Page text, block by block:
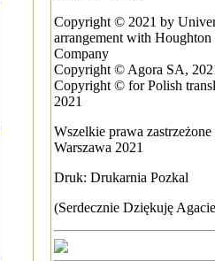
Copyright © 2021 by
arrangement with
Company
Copyright © Agora SA,
Copyright © for Polish
2021
Wszelkie prawa zastrzeżone
Warszawa 2021
Druk: Drukarnia Pozkal
(Serdecznie Dziękuję